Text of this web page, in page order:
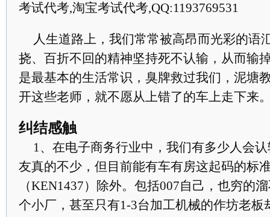
考试代考,淘宝考试代考,QQ:1193769531
人生道路上，我们常常被高昂而光彩的语
挠、百折不回的精神坚持死不认输，从而输
是最基本的生活常识，臭牌救过我们，泥塘
开这些老师，就不愿从上错了的车上走下来
纠结感触
1、在电子商务行业中，我们有多少人会
友真的不少，但目前能有车有房这起码的标
（KEN1437）除外。包括007自己，也穷的
个小厂，甚至只有1-3台加工机械的作坊老板